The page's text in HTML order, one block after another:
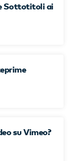
Sottotitoli ai
su Vimeo?